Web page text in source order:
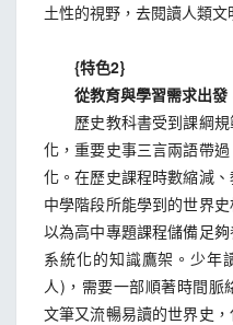
土性的視野，去閱讀人類文
{特色2}
從教育與學習需求出發
歷史教科書受到課綱規
化，重要史事三言兩語帶
化。在歷史課程時數縮減
中學階段所能學到的世界
以為高中專題課程儲備足
系統化的知識鷹架。少年
人)，需要一部順著時間脈
文筆又流暢易讀的世界史